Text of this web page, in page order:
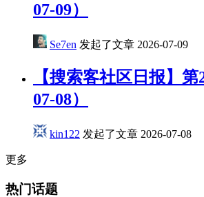
07-09）
Se7en 发起了文章 2026-07-09
【搜索客社区日报】第
07-08）
kin122 发起了文章 2026-07-08
更多
热门话题